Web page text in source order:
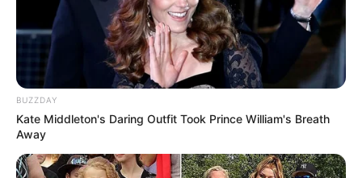
BUZZDAY
Kate Middleton's Daring Outfit Took Prince William's Breath
Away